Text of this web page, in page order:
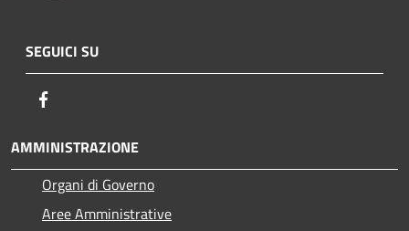
SEGUICI SU
AMMINISTRAZIONE
Organi di Governo
Aree Amministrative